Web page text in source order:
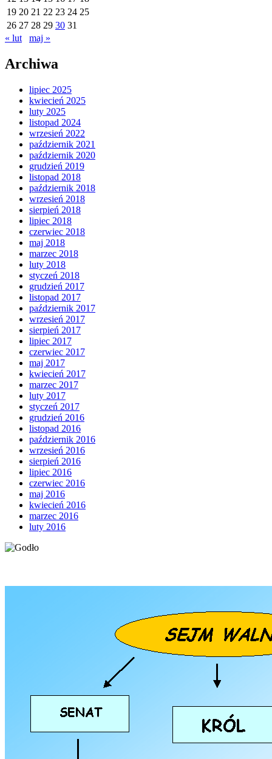
19 20 21 22 23 24 25
26 27 28 29 30 31
« lut
maj »
Archiwa
lipiec 2025
kwiecień 2025
luty 2025
listopad 2024
wrzesień 2022
październik 2021
październik 2020
grudzień 2019
listopad 2018
październik 2018
wrzesień 2018
sierpień 2018
lipiec 2018
czerwiec 2018
maj 2018
marzec 2018
luty 2018
styczeń 2018
grudzień 2017
listopad 2017
październik 2017
wrzesień 2017
sierpień 2017
lipiec 2017
czerwiec 2017
maj 2017
kwiecień 2017
marzec 2017
luty 2017
styczeń 2017
grudzień 2016
listopad 2016
październik 2016
wrzesień 2016
sierpień 2016
lipiec 2016
czerwiec 2016
maj 2016
kwiecień 2016
marzec 2016
luty 2016